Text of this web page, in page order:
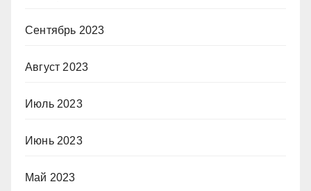
Сентябрь 2023
Август 2023
Июль 2023
Июнь 2023
Май 2023